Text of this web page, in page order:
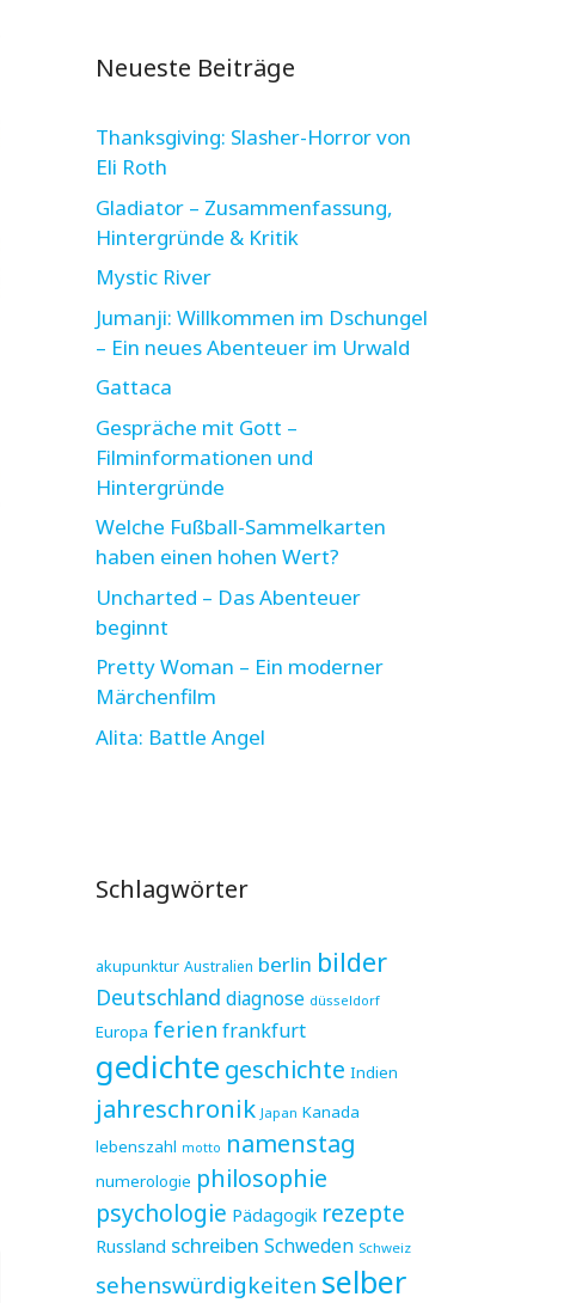
Neueste Beiträge
Thanksgiving: Slasher-Horror von
Eli Roth
Gladiator – Zusammenfassung,
Hintergründe & Kritik
Mystic River
Jumanji: Willkommen im Dschungel
– Ein neues Abenteuer im Urwald
Gattaca
Gespräche mit Gott –
Filminformationen und
Hintergründe
Welche Fußball-Sammelkarten
haben einen hohen Wert?
Uncharted – Das Abenteuer
beginnt
Pretty Woman – Ein moderner
Märchenfilm
Alita: Battle Angel
Schlagwörter
akupunktur Australien berlin bilder
Deutschland diagnose düsseldorf
Europa ferien frankfurt
gedichte geschichte Indien
jahreschronik Japan Kanada
lebenszahl motto namenstag
numerologie philosophie
psychologie Pädagogik rezepte
Russland schreiben Schweden Schweiz
sehenswürdigkeiten selber